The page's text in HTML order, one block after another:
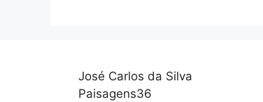
José Carlos da Silva
Paisagens36